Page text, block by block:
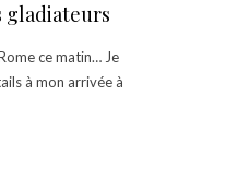
gladiateurs
ce matin… Je
à mon arrivée à